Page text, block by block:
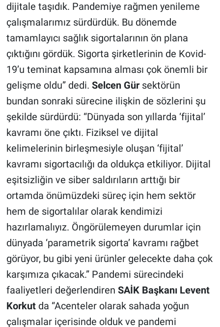
dijitale taşıdık. Pandemiye rağmen yenileme
çalışmalarımız sürdürdük. Bu dönemde
tamamlayıcı sağlık sigortalarının ön plana
çıktığını gördük. Sigorta şirketlerinin de Kovid-
19’u teminat kapsamına alması çok önemli bir
gelişme oldu” dedi. Selcen Gürsektörün
bundan sonraki sürecine ilişkin de sözlerini şu
şekilde sürdürdü: “Dünyada son yıllarda ‘fijital’
kavramı öne çıktı. Fiziksel ve dijital
kelimelerinin birleşmesiyle oluşan ‘fijital’
kavramı sigortacılığı da oldukça etkiliyor. Dijital
eşitsizliğin ve siber saldırıların arttığı bir
ortamda önümüzdeki süreç için hem sektör
hem de sigortalılar olarak kendimizi
hazırlamalıyız. Öngörülemeyen durumlar için
dünyada ‘parametrik sigorta’ kavramı rağbet
görüyor, bu gibi yeni ürünler gelecekte daha çok
karşımıza çıkacak.” Pandemi sürecindeki
faaliyetleri değerlendiren SAİK Başkanı Levent
Korkutda “Acenteler olarak sahada yoğun
çalışmalar içerisinde olduk ve pandemi